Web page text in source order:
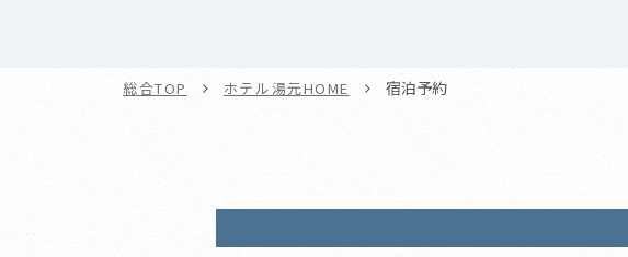
総合TOP ホテル湯元HOME 宿泊予約